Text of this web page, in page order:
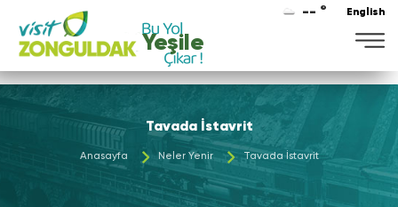
-- ° English
Yeşile
Tavada İstavrit
Anasayfa Neler Yenir Tavada İstavrit